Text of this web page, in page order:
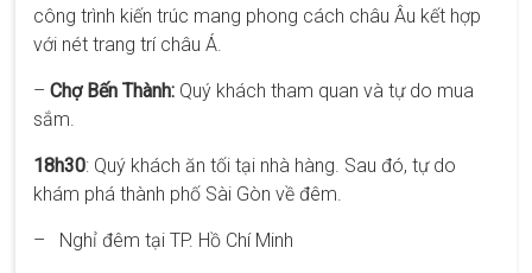
công trình kiến trúc mang phong cách châu Âu kết hợp
với nét trang trí châu Á.
–Chợ Bến Thành: Quý khách tham quan và tự do mua
sắm.
18h30: Quý khách ăn tối tại nhà hàng. Sau đó, tự do
khám phá thành phố Sài Gòn về đêm.
– Nghỉ đêm tại TP. Hồ Chí Minh